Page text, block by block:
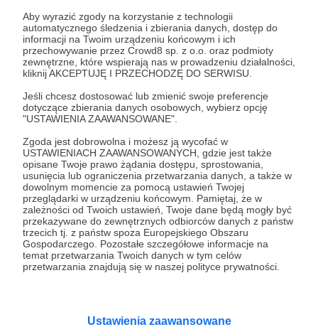
Aby wyrazić zgody na korzystanie z technologii
automatycznego śledzenia i zbierania danych, dostęp do
informacji na Twoim urządzeniu końcowym i ich
przechowywanie przez Crowd8 sp. z o.o. oraz podmioty
zewnętrzne, które wspierają nas w prowadzeniu działalności,
kliknij AKCEPTUJĘ I PRZECHODZĘ DO SERWISU.
Jeśli chcesz dostosować lub zmienić swoje preferencje
dotyczące zbierania danych osobowych, wybierz opcję
"USTAWIENIA ZAAWANSOWANE".
Zgoda jest dobrowolna i możesz ją wycofać w
USTAWIENIACH ZAAWANSOWANYCH, gdzie jest także
opisane Twoje prawo żądania dostępu, sprostowania,
usunięcia lub ograniczenia przetwarzania danych, a także w
dowolnym momencie za pomocą ustawień Twojej
przeglądarki w urządzeniu końcowym. Pamiętaj, że w
zależności od Twoich ustawień, Twoje dane będą mogły być
przekazywane do zewnętrznych odbiorców danych z państw
trzecich tj. z państw spoza Europejskiego Obszaru
Gospodarczego. Pozostałe szczegółowe informacje na
temat przetwarzania Twoich danych w tym celów
przetwarzania znajdują się w naszej polityce prywatności.
Ustawienia zaawansowane
* Zapoznałem się i akceptujęRegulaminserwisu oraz
* Wyrażam zgodę na przetwarzanie moich danych
osobowych podanych w formularzu rejestracyjnym w celu
prawidłowego świadczenia usług serwisu Patronite.
Wyrażam zgodę na otrzymywanie drogą elektroniczną
informacji handlowych - newslettera. Opcja ta może zostać
zmieniona w ustawieniach konta.